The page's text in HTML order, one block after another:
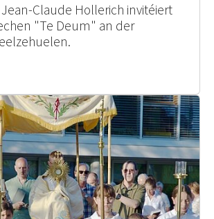
Claude Hollerich invitéiert
"Te Deum" an der